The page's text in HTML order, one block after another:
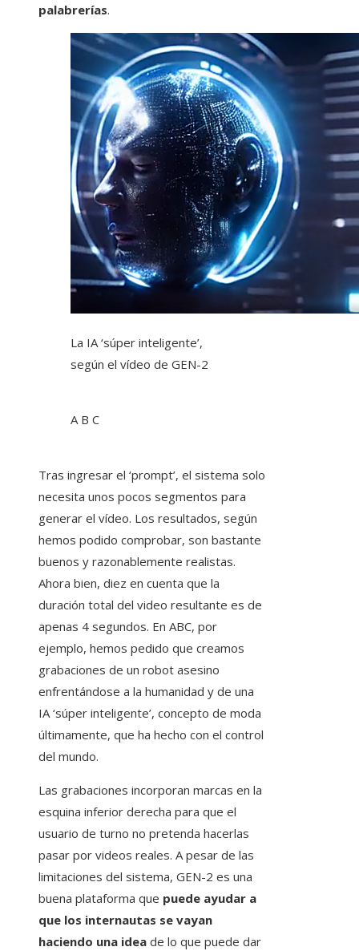
palabrerías.
La IA ‘súper inteligente’,
según el vídeo de GEN-2
A B C
Tras ingresar el ‘prompt’, el sistema solo
necesita unos pocos segmentos para
generar el vídeo. Los resultados, según
hemos podido comprobar, son bastante
buenos y razonablemente realistas.
Ahora bien, diez en cuenta que la
duración total del video resultante es de
apenas 4 segundos. En ABC, por
ejemplo, hemos pedido que creamos
grabaciones de un robot asesino
enfrentándose a la humanidad y de una
IA ‘súper inteligente’, concepto de moda
últimamente, que ha hecho con el control
del mundo.
Las grabaciones incorporan marcas en la
esquina inferior derecha para que el
usuario de turno no pretenda hacerlas
pasar por videos reales. A pesar de las
limitaciones del sistema, GEN-2 es una
buena plataforma que puede ayudar a
que los internautas se vayan
haciendo una idea de lo que puede dar